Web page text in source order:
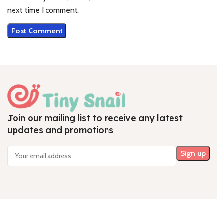
next time I comment.
Join our mailing list to receive any latest
updates and promotions